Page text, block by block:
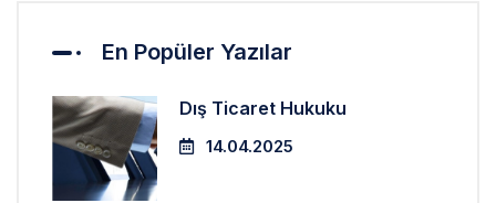
En Popüler Yazılar
Dış Ticaret Hukuku
14.04.2025